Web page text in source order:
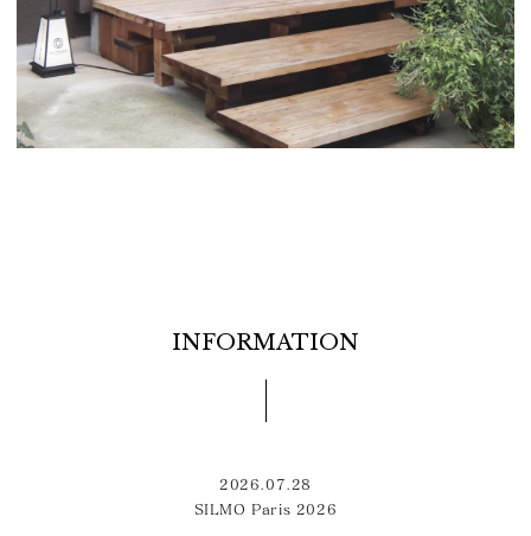
INFORMATION
2026.07.28
SILMO Paris 2026